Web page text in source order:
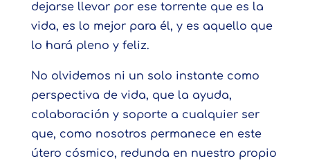
dejarse llevar por ese torrente que es la
vida, es lo mejor para él, y es aquello que
lo hará pleno y feliz.
No olvidemos ni un solo instante como
perspectiva de vida, que la ayuda,
colaboración y soporte a cualquier ser
que, como nosotros permanece en este
útero cósmico, redunda en nuestro propio